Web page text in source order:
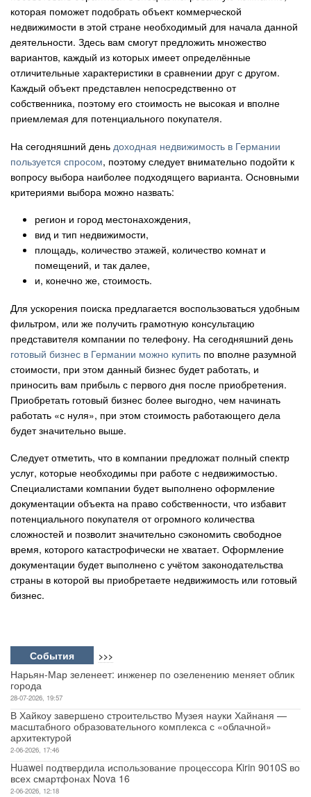
которая поможет подобрать объект коммерческой
недвижимости в этой стране необходимый для начала данной
деятельности. Здесь вам смогут предложить множество
вариантов, каждый из которых имеет определённые
отличительные характеристики в сравнении друг с другом.
Каждый объект представлен непосредственно от
собственника, поэтому его стоимость не высокая и вполне
приемлемая для потенциального покупателя.
На сегодняшний день доходная недвижимость в Германии
пользуется спросом, поэтому следует внимательно подойти к
вопросу выбора наиболее подходящего варианта. Основными
критериями выбора можно назвать:
регион и город местонахождения,
вид и тип недвижимости,
площадь, количество этажей, количество комнат и
помещений, и так далее,
и, конечно же, стоимость.
Для ускорения поиска предлагается воспользоваться удобным
фильтром, или же получить грамотную консультацию
представителя компании по телефону. На сегодняшний день
готовый бизнес в Германии можно купить по вполне разумной
стоимости, при этом данный бизнес будет работать, и
приносить вам прибыль с первого дня после приобретения.
Приобретать готовый бизнес более выгодно, чем начинать
работать «с нуля», при этом стоимость работающего дела
будет значительно выше.
Следует отметить, что в компании предложат полный спектр
услуг, которые необходимы при работе с недвижимостью.
Специалистами компании будет выполнено оформление
документации объекта на право собственности, что избавит
потенциального покупателя от огромного количества
сложностей и позволит значительно сэкономить свободное
время, которого катастрофически не хватает. Оформление
документации будет выполнено с учётом законодательства
страны в которой вы приобретаете недвижимость или готовый
бизнес.
События >>>
Нарьян-Мар зеленеет: инженер по озеленению меняет облик
города
28-07-2026, 19:57
В Хайкоу завершено строительство Музея науки Хайнаня —
масштабного образовательного комплекса с «облачной»
архитектурой
2-06-2026, 17:46
Huawei подтвердила использование процессора Kirin 9010S во
всех смартфонах Nova 16
2-06-2026, 12:18